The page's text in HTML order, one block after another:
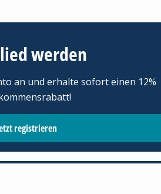
werden
an und erhalte sofort einen 12%
registrieren